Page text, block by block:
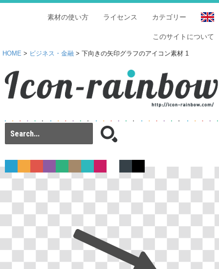
カテゴリー
ライセンス
素材の使い方
このサイトについて
HOME > ビジネス・金融 > 下向きの矢印グラフのアイコン素材 1